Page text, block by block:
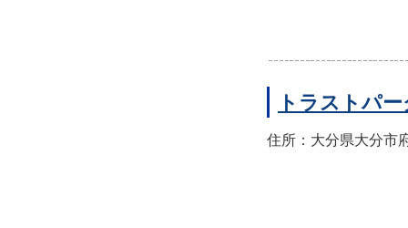
トラストパ
住所：大分県大分市